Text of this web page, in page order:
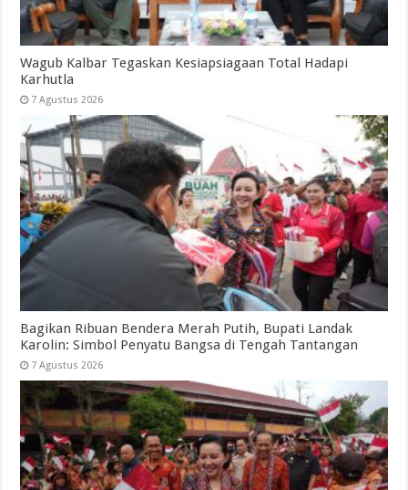
Wagub Kalbar Tegaskan Kesiapsiagaan Total Hadapi
Karhutla
7 Agustus 2026
Bagikan Ribuan Bendera Merah Putih, Bupati Landak
Karolin: Simbol Penyatu Bangsa di Tengah Tantangan
7 Agustus 2026